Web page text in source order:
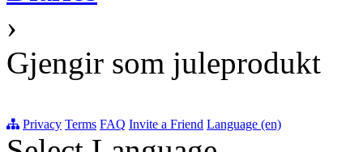
›
Gjengir som juleprodukt
Privacy Terms FAQ Invite a Friend Language (en)